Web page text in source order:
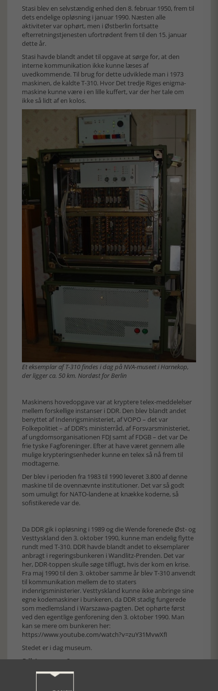
Stasi blev en selvstændig enhed den 8. februar 1950, frem til
dets endelige opløsning i januar 1990. Næsten alle
aktiviteter var ophørt, men i Østberlin fortsatte
efterretningstjenesten ufortrødent frem til den 15. januar
dette år.
Stasi havde blandt andet til opgave at sørge for, at den
interne kommunikation ikke kunne læses af
uvedkommende. Til brug for dette udviklede man i 1973
maskinen, de kaldte T-310. Hvor Det tredje Riges enigma-
maskine kunne være i en lille kuffert, var der her tale om
ikke så lidt af en kolos.
Et eksemplar af T-310 findes i dag på NVA-museet i Harnekop,
der ligger ca. 50 km. Nordøst for Berlin
Maskinens hovedopgave var at kryptere telex-meddelelser
mellem forskellige instanser i DDR. Den blev blandt andet
benyttet af Indenrigsministeriet, af VOPO – det var
Folkepolitiet – af DDR’s ministerråd, af Forsvarsministeriet,
af ungdomsorganisationen FDJ samt af FDGB – det var De
frie tyske Fagforeninger. Efter at have været gennem alle
mulige krypteringsenheder kunne en telex så nå frem til
modtagerne.
Der blev i perioden fra 1983 til 1990 leveret 3.800 af denne
maskine til de ovennævnte institutioner. Det var så godt
som umuligt for NATO-landene at knække koderne, så
sofistikerede var de.
Da DDR gik i opløsning i 1989 og die Wende forenede Øst- og
Vesttyskland den 3. oktober 1990, kunne man endelig flytte
rundt med T-310. DDR havde blandt andet to eksemplarer
anbragt i regeringsbunkeren i Wandlitz-Prenden. Det var
her, DDR-toppen skulle søge tilflugt, hvis der kom en krise.
Fra maj 1990 til den 3. oktober samme år blev T-310 anvendt
til kommunikation mellem de to staters
indenrigsministerier. Vesttyskland kunne ikke anbringe sine
egne kodemaskiner i bunkeren, da DDR stadig fungerede
som medlemsland i Warszawa-pagten. Det ophørte først
ved den egentlige genforening den 3. oktober 1990. Man
kan se mere om bunkeren her:
https://www.youtube.com/watch?v=zuY31MvwXfI
Stedet er i dag museum.
Erik Ingemann Sørensen
[Historie-online.dk, den 2. marts 2021]